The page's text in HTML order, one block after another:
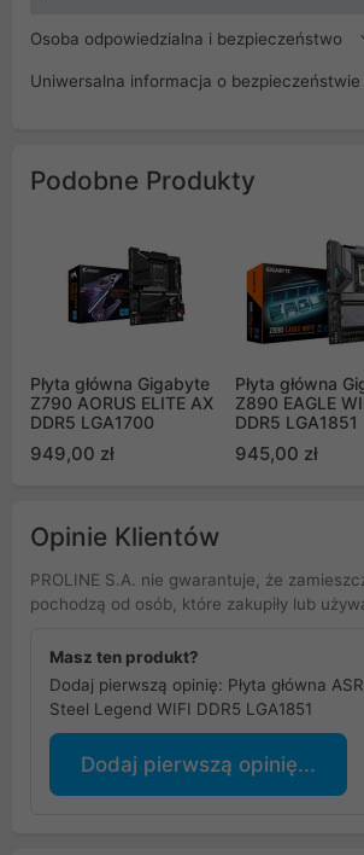
Osoba odpowiedzialna i bezpieczeństwo
Uniwersalna informacja o bezpieczeństwie
Podobne Produkty
Płyta główna Gigabyte
Z790 AORUS ELITE AX
DDR5 LGA1700
949,00 zł
Płyta główna
Z890 EAGLE
DDR5 LGA1851
945,00 zł
Opinie Klientów
PROLINE S.A. nie gwarantuje, że
pochodzą od osób, które zakupiły lub
Masz ten produkt?
Dodaj pierwszą opinię: Płyta główna
Steel Legend WIFI DDR5 LGA1851
Dodaj pierwszą opinię...